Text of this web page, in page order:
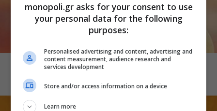
CINEMA
Λογική και ευαισθησία
monopoli.gr asks for your consent to use
your personal data for the following
purposes:
Personalised advertising and content, advertising and
content measurement, audience research and
services development
Store and/or access information on a device
Learn more